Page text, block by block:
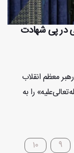
در پی شهادت
معظم انقلاب
را به
9
10